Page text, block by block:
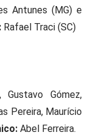
Antunes (MG) e
Rafael Traci (SC)
Gustavo Gómez,
Pereira, Maurício
Abel Ferreira.